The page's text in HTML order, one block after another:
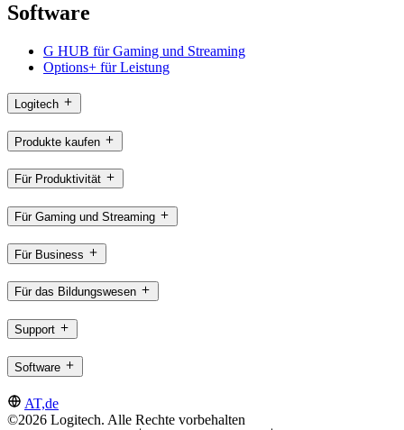
Software
G HUB für Gaming und Streaming
Options+ für Leistung
Logitech
Produkte kaufen
Für Produktivität
Für Gaming und Streaming
Für Business
Für das Bildungswesen
Support
Software
AT,de
©2026 Logitech. Alle Rechte vorbehalten